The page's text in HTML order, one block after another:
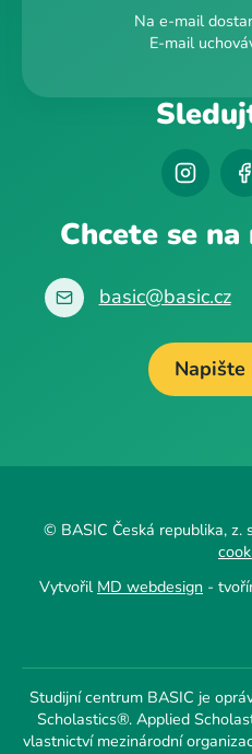
Na e-mail
E-mail
Chcete se
basic@basic.cz
Napište
© BASIC Česká republika, z.
Vytvořil MD webdesign -
Studijní centrum BASIC je
Scholastics®. Applied
vlastnictví mezinárodní